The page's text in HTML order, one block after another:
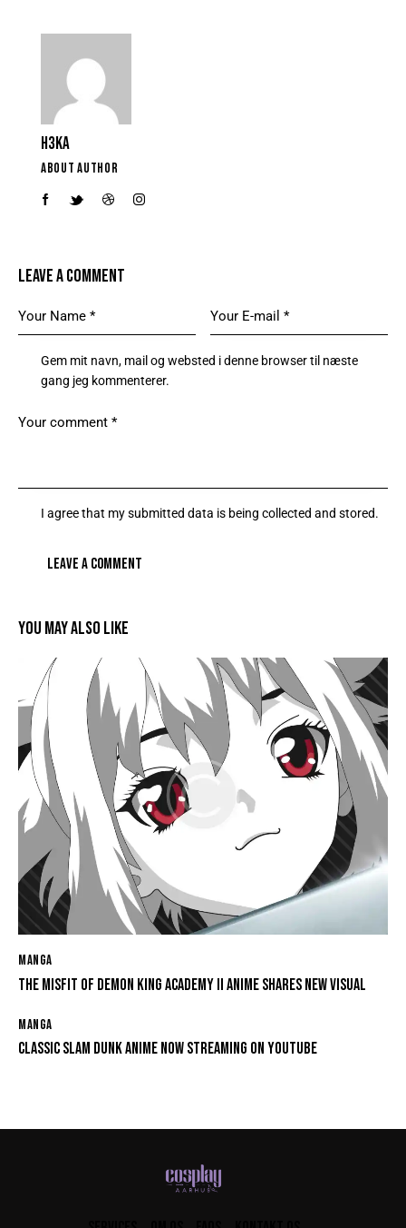
H3KA
ABOUT AUTHOR
LEAVE A COMMENT
Gem mit navn, mail og websted i denne browser til næste
gang jeg kommenterer.
I agree that my submitted data is being collected and stored.
YOU MAY ALSO LIKE
MANGA
THE MISFIT OF DEMON KING ACADEMY II ANIME SHARES NEW VISUAL
MANGA
CLASSIC SLAM DUNK ANIME NOW STREAMING ON YOUTUBE